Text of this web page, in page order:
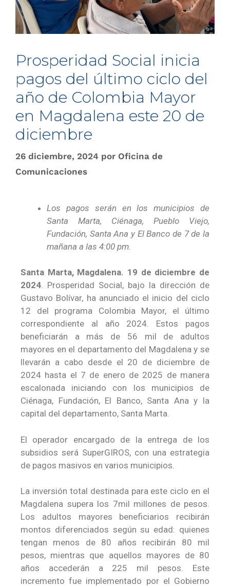
Prosperidad Social inicia
pagos del último ciclo del
año de Colombia Mayor
en Magdalena este 20 de
diciembre
26 diciembre, 2024 por Oficina de
Comunicaciones
Los pagos serán en los municipios de
Santa Marta, Ciénaga, Pueblo Viejo,
Fundación, Santa Ana y El Banco de 7 de la
mañana a las 4:00 pm.
Santa Marta, Magdalena. 19 de diciembre de
2024. Prosperidad Social, bajo la dirección de
Gustavo Bolívar, ha anunciado el inicio del ciclo
12 del programa Colombia Mayor, el último
correspondiente al año 2024. Estos pagos
beneficiarán a más de 56 mil de adultos
mayores en el departamento del Magdalena y se
llevarán a cabo desde el 20 de diciembre de
2024 hasta el 7 de enero de 2025 de manera
escalonada iniciando con los municipios de
Ciénaga, Fundación, El Banco, Santa Ana y la
capital del departamento, Santa Marta.
El operador encargado de la entrega de los
subsidios será SuperGIROS, con una estrategia
de pagos masivos en varios municipios.
La inversión total destinada para este ciclo en el
Magdalena supera los 7mil millones de pesos.
Los adultos mayores beneficiarios recibirán
montos diferenciados según su edad: quienes
tengan menos de 80 años recibirán 80 mil
pesos, mientras que aquellos mayores de 80
años accederán a 225 mil pesos. Este
incremento fue implementado por el Gobierno